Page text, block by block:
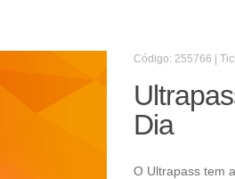
Código: 255766 |
Dia
O Ultrapass tem